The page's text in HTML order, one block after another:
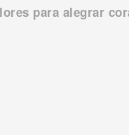
para alegrar